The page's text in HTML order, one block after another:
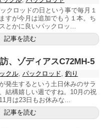
クロッドの日という事で毎月１
すが今月は追加でもう１本。ち
とかに良いパックロッ...
記事を読む
、ゾディアスC72MH-5
クル, パックロッド 釣り
発生するという土日休みのサラ
結構嬉しい週ですね。10月の祝
月は23日もお休みな...
記事を読む